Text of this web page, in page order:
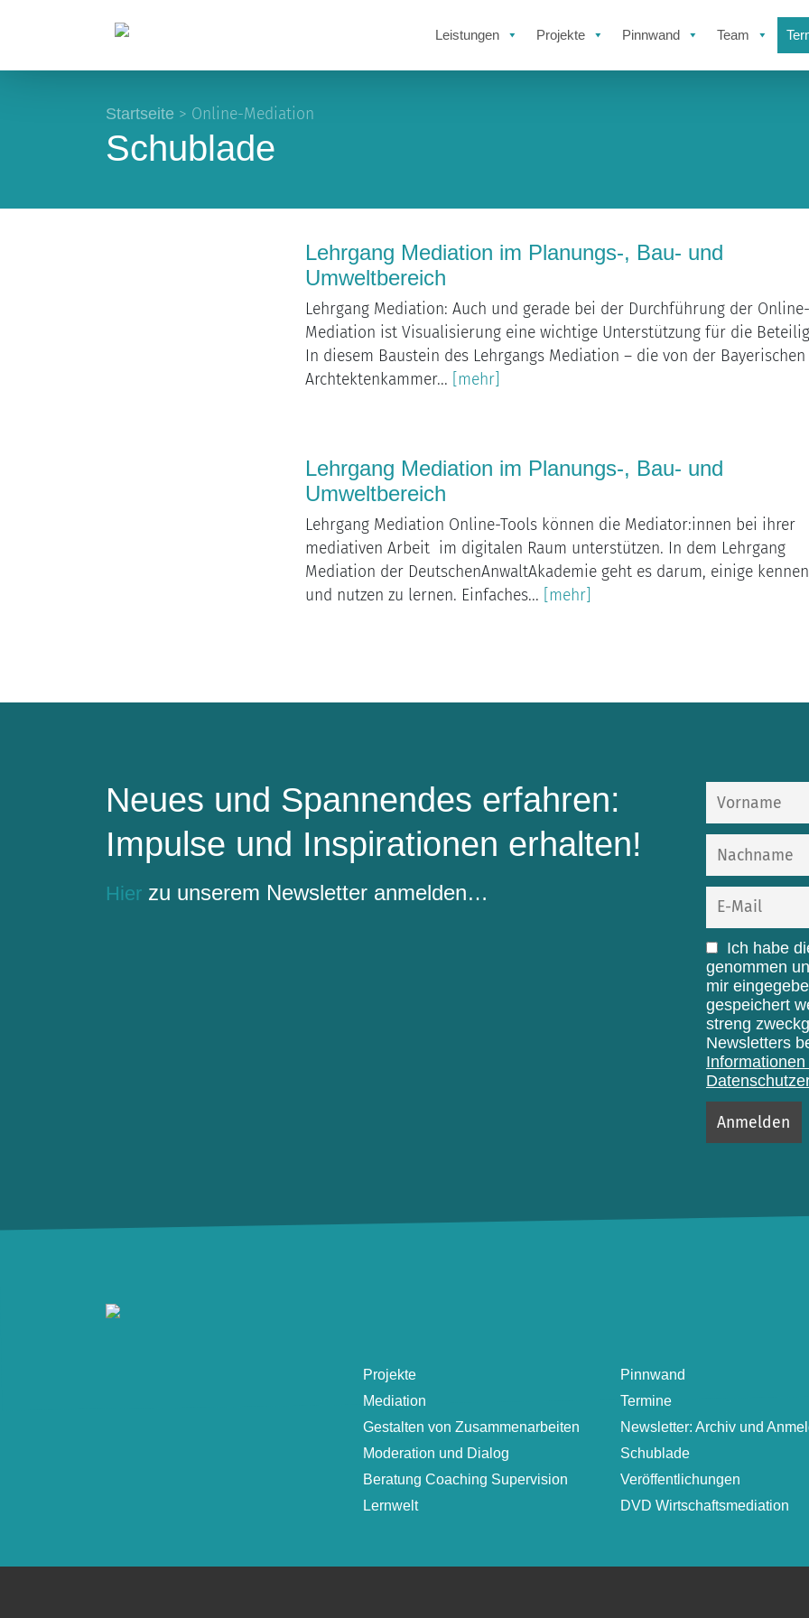
Leistungen Projekte Pinnwand Team
Startseite > Online-Mediation
Schublade
Lehrgang Mediation im Planungs-, Bau- und
Umweltbereich
Lehrgang Mediation: Auch und gerade bei der Durchführung der
Mediation ist Visualisierung eine wichtige Unterstützung für die
In diesem Baustein des Lehrgangs Mediation – die von der Bayerischen
Archtektenkammer...
[mehr]
Lehrgang Mediation im Planungs-, Bau- und
Umweltbereich
Lehrgang Mediation Online-Tools können die Mediator:innen bei ihrer
mediativen Arbeit im digitalen Raum unterstützen. In dem Lehrgang
Mediation der DeutschenAnwaltAkademie geht es darum, einige kennen
und nutzen zu lernen. Einfaches...
[mehr]
Neues und Spannendes erfahren:
Impulse und Inspirationen erhalten!
Hier zu unserem Newsletter anmelden…
Ich habe
genommen
mir
gespeichert
streng
Newsletters
Projekte
Mediation
Gestalten von Zusammenarbeiten
Moderation und Dialog
Beratung Coaching Supervision
Lernwelt
Pinnwand
Termine
Newsletter: Archiv und
Schublade
Veröffentlichungen
DVD Wirtschaftsmediation